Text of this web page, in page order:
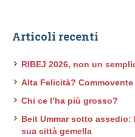
Articoli recenti
RIBEJ 2026, non un
Alta Felicità? Commovente
Chi ce l’ha più grosso?
Beit Ummar sotto
sua città gemella